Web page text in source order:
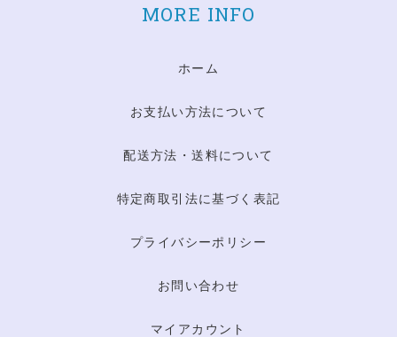
MORE INFO
ホーム
お支払い方法について
配送方法・送料について
特定商取引法に基づく表記
プライバシーポリシー
お問い合わせ
マイアカウント